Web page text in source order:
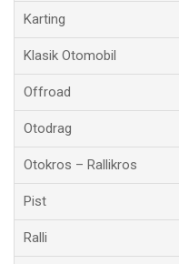
Karting
Klasik Otomobil
Offroad
Otodrag
Otokros – Rallikros
Pist
Ralli